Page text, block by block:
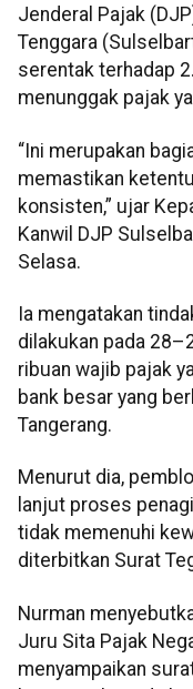
Jenderal Pajak
Tenggara
serentak terhadap
menunggak pajak
“Ini merupakan
memastikan
konsisten,” ujar
Kanwil DJP
Selasa.
Ia mengatakan
dilakukan pada
ribuan wajib pajak
bank besar yang
Tangerang.
Menurut dia,
lanjut proses
tidak memenuhi
diterbitkan Surat
Nurman
Juru Sita Pajak
menyampaikan